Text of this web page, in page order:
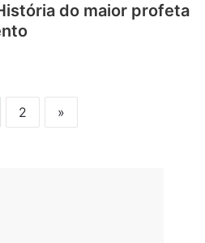
do maior profeta
2 »